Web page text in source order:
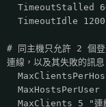
TimeoutStalled
TimeoutIdle 1200
# 同主機只允許 2 個
連線，以及其失敗的訊息
MaxHostsPerUser
MaxClients 5 "連